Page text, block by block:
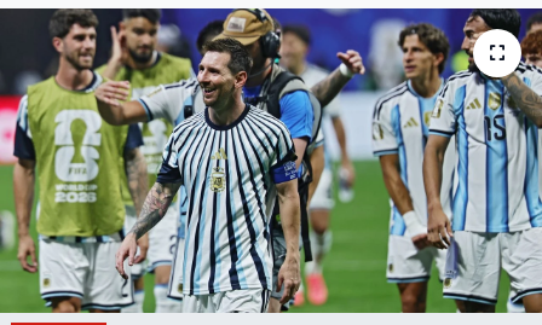
BİLİM VE TEKNOLOJİ
OTOMOBİL
KURUMSAL